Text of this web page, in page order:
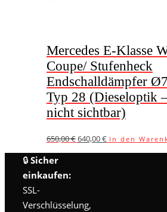
Mercedes E-Klasse
Coupe/ Stufenheck
Endschalldämpfer
Typ 28 (Dieseloptik
nicht sichtbar)
650,00€Ursprünglicher
640,00€Aktueller
In den
🔒 Sicher
einkaufen:
SSL-
Verschlüsselung,